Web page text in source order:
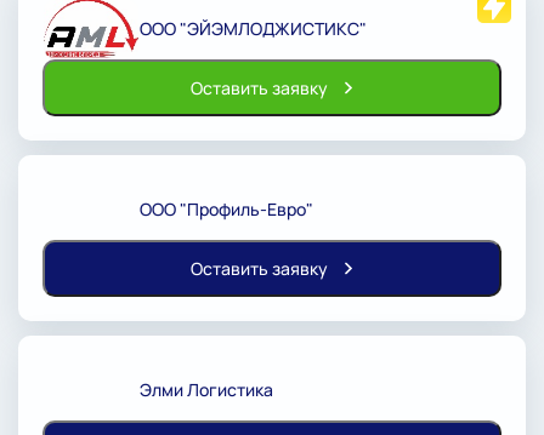
ООО "ЭЙЭМЛОДЖИСТИКС"
Оставить заявку
ООО "Профиль-Евро"
Оставить заявку
Элми Логистика